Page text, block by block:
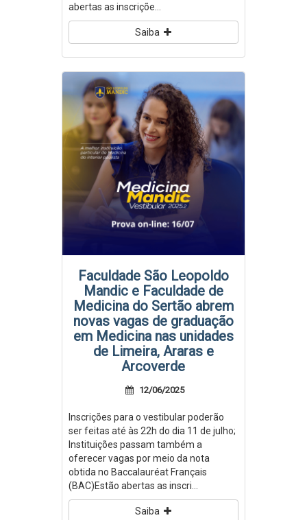
abertas as inscriçõe...
Saiba
Faculdade São Leopoldo
Mandic e Faculdade de
Medicina do Sertão abrem
novas vagas de graduação
em Medicina nas unidades
de Limeira, Araras e
Arcoverde
12/06/2025
Inscrições para o vestibular poderão
ser feitas até às 22h do dia 11 de julho;
Instituições passam também a
oferecer vagas por meio da nota
obtida no Baccalauréat Français
(BAC)Estão abertas as inscri...
Saiba